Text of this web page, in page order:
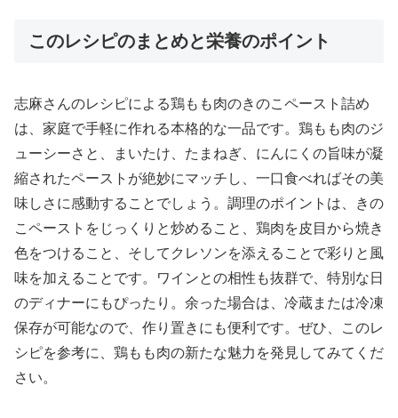
このレシピのまとめと栄養のポイント
志麻さんのレシピによる鶏もも肉のきのこペースト詰め
は、家庭で手軽に作れる本格的な一品です。鶏もも肉のジ
ューシーさと、まいたけ、たまねぎ、にんにくの旨味が凝
縮されたペーストが絶妙にマッチし、一口食べればその美
味しさに感動することでしょう。調理のポイントは、きの
こペーストをじっくりと炒めること、鶏肉を皮目から焼き
色をつけること、そしてクレソンを添えることで彩りと風
味を加えることです。ワインとの相性も抜群で、特別な日
のディナーにもぴったり。余った場合は、冷蔵または冷凍
保存が可能なので、作り置きにも便利です。ぜひ、このレ
シピを参考に、鶏もも肉の新たな魅力を発見してみてくだ
さい。